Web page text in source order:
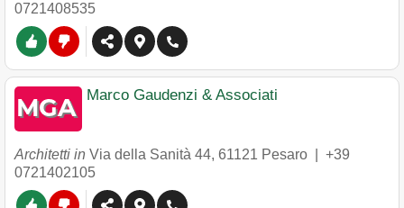
0721408535
Marco Gaudenzi & Associati
Architetti in Via della Sanità 44, 61121 Pesaro
+39
0721402105